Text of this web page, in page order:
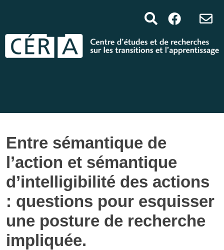
Entre sémantique de
l’action et sémantique
d’intelligibilité des actions
: questions pour esquisser
une posture de recherche
impliquée.